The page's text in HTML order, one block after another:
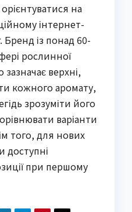
на
інтернет-
Бренд із понад 60-
рослинної
верхні,
кожного аромату,
зрозуміти його
варіанти
того, для нових
доступні
при першому